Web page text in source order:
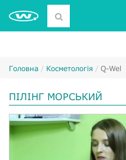
Головна Косметологія Q-Wel
ПІЛІНГ МОРСЬКИЙ